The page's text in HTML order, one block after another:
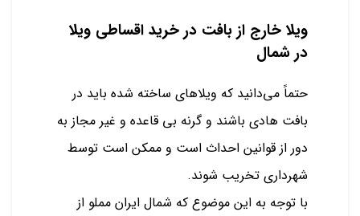
ویلا خارج از بافت در خرید اقساطی ویلا
در شمال
حتماً می‌دانید که ویلاهای ساخته شده باید در
بافت هادی باشند و گرنه بی قاعده و غیر مجاز به
دور از قوانین احداث است و ممکن است توسط
شهرداری تخریب شوند.
با توجه به این موضوع که شمال ایران مملو از